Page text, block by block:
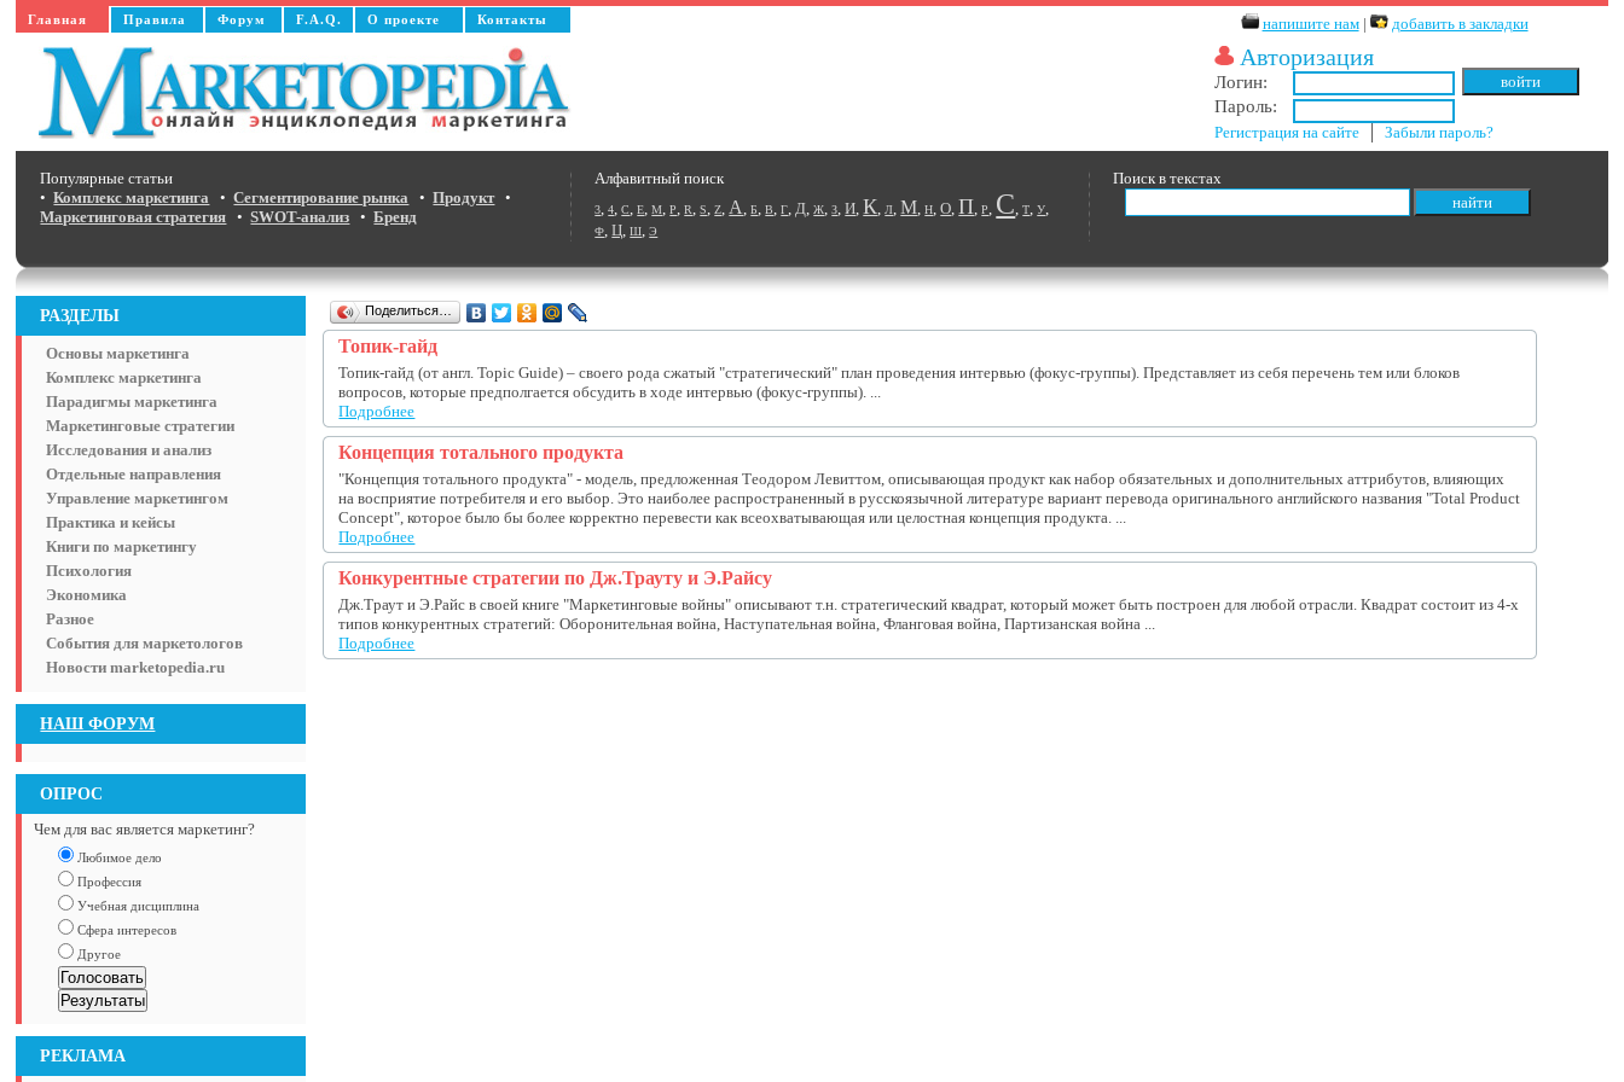
Главная Правила Форум F.A.Q. О проекте Контакты напишите нам| добавить в закладки
Авторизация
Логин:
Пароль:
Регистрация на сайте │Забыли пароль?
Поиск в текстах
Алфавитный поиск
3,4,C,E,M,P,R,S,Z,А,Б,В,Г,Д,Ж,З,И,К,Л,М,Н,О,П,Р, С,Т,У,
Ф,Ц,Ш,Э
Популярные статьи
•Комплекс маркетинга •Сегментирование рынка •Продукт•
Маркетинговая стратегия •SWOT-анализ •Бренд
РАЗДЕЛЫ
Основы маркетинга
Комплекс маркетинга
Парадигмы маркетинга
Маркетинговые стратегии
Исследования и анализ
Отдельные направления
Управление маркетингом
Практика и кейсы
Книги по маркетингу
Психология
Экономика
Разное
События для маркетологов
Новости marketopedia.ru
НАШ ФОРУМ
ОПРОС
Чем для вас является маркетинг?
Любимое дело
Профессия
Учебная дисциплина
Сфера интересов
Другое
РЕКЛАМА
Поделиться…
Топик-гайд
Топик-гайд (от англ. Topic Guide) – своего рода сжатый "стратегический" план проведения интервью (фокус-группы). Представляет из себя перечень тем или блоков
вопросов, которые предполгается обсудить в ходе интервью (фокус-группы). ...
Подробнее
Концепция тотального продукта
"Концепция тотального продукта" - модель, предложенная Теодором Левиттом, описывающая продукт как набор обязательных и дополнительных аттрибутов, влияющих
на восприятие потребителя и его выбор. Это наиболее распространенный в русскоязычной литературе вариант перевода оригинального английского названия "Total Product
Concept", которое было бы более корректно перевести как всеохватывающая или целостная концепция продукта. ...
Подробнее
Конкурентные стратегии по Дж.Трауту и Э.Райсу
Дж.Траут и Э.Райс в своей книге "Маркетинговые войны" описывают т.н. стратегический квадрат, который может быть построен для любой отрасли. Квадрат состоит из 4-х
типов конкурентных стратегий: Оборонительная война, Наступательная война, Фланговая война, Партизанская война ...
Подробнее